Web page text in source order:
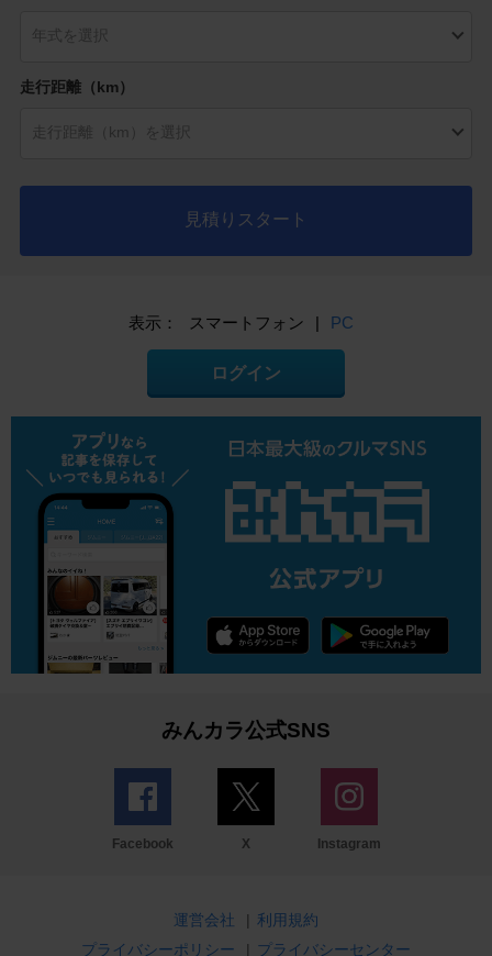
走行距離（km）
見積りスタート
表示： スマートフォン | PC
ログイン
みんカラ公式SNS
Facebook X Instagram
運営会社 | 利用規約
プライバシーポリシー
| プライバシーセンター